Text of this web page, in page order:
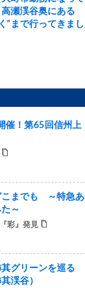
瀬渓谷奥にある
”まで行ってきまし
催！第65回信州上
こまでも ～特急あ
～
彩』発見
グリーンを巡る
渓谷）